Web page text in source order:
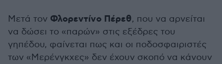
Μετά τον Φλορεντίνο Πέρεθ, που να αρνείται
να δώσει το «παρών» στις εξέδρες του
γηπέδου, φαίνεται πως και οι ποδοσφαιριστές
των «Μερένγκχες» δεν έχουν σκοπό να κάνουν